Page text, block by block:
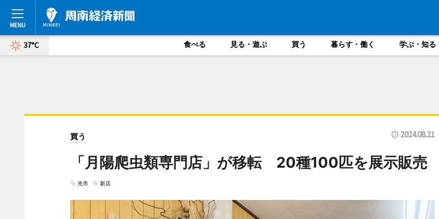
37°C 食べる 見る・遊ぶ 買う 暮らす・働く 学ぶ・知る
買う 2024.08.21
「月陽爬虫類専門店」が移転 20種100匹を展示販売
光市 新店